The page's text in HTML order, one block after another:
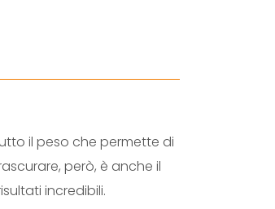
il peso che permette di
però, è anche il
incredibili.